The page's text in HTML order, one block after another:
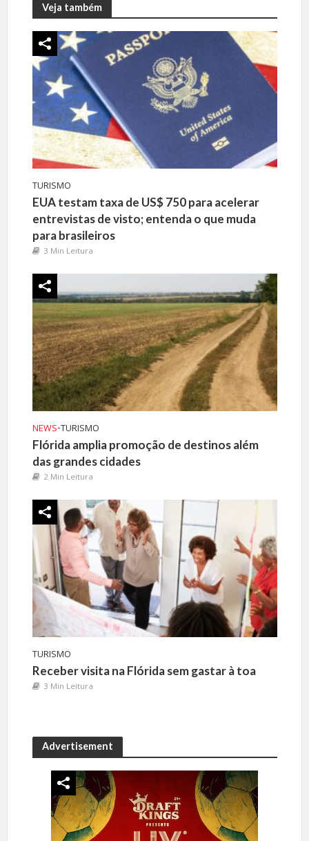
Veja também
TURISMO
EUA testam taxa de US$ 750 para acelerar
entrevistas de visto; entenda o que muda
para brasileiros
3 Min Leitura
NEWS•TURISMO
Flórida amplia promoção de destinos além
das grandes cidades
2 Min Leitura
TURISMO
Receber visita na Flórida sem gastar à toa
3 Min Leitura
Advertisement